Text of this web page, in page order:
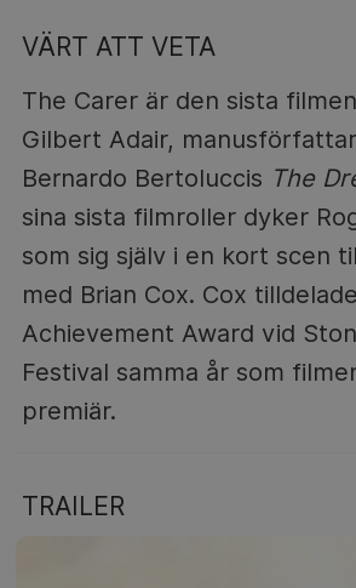
VÄRT ATT VETA
The Carer är den sista
Gilbert Adair,
Bernardo Bertoluccis The
sina sista filmroller dyker
som sig själv i en kort scen
med Brian Cox. Cox
Achievement Award vid
Festival samma år som
premiär.
TRAILER